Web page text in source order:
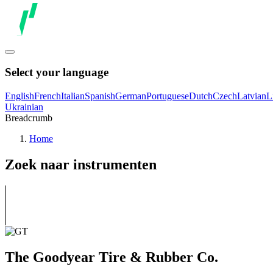
Select your language
EnglishFrenchItalianSpanishGermanPortugueseDutchCzechLatvian
Ukrainian
Breadcrumb
Home
Zoek naar instrumenten
The Goodyear Tire & Rubber Co.